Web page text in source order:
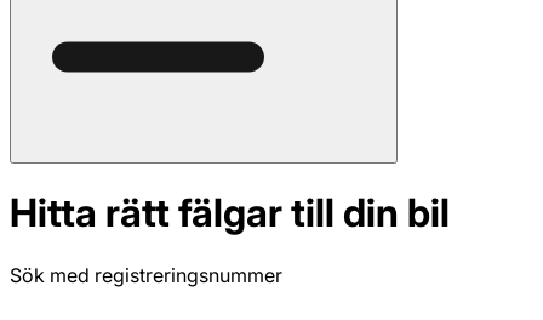
Hitta rätt fälgar till din bil
Sök med registreringsnummer